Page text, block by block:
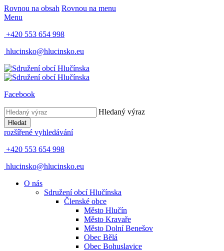
Rovnou na obsah Rovnou na menu
Menu
+420 553 654 998
hlucinsko@hlucinsko.eu
Facebook
Hledaný výraz
Hledat
rozšířené vyhledávání
+420 553 654 998
hlucinsko@hlucinsko.eu
O nás
Sdružení obcí Hlučínska
Členské obce
Město Hlučín
Město Kravaře
Město Dolní Benešov
Obec Bělá
Obec Bohuslavice